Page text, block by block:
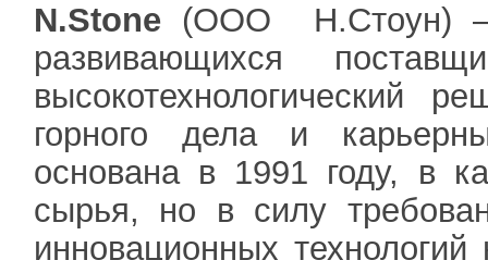
N.Stone (ООО Н.Стоун) –
развивающихся
высокотехнологический
горного дела и
основана в 1991 году, в
сырья, но в силу
инновационных